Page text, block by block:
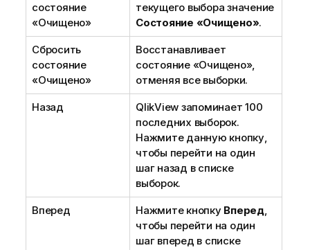
состояние
«Очищено»
текущего выбора значение
Состояние «Очищено».
Сбросить
состояние
«Очищено»
Восстанавливает
состояние «Очищено»,
отменяя все выборки.
Назад
QlikView запоминает 100
последних выборок.
Нажмите данную кнопку,
чтобы перейти на один
шаг назад в списке
выборок.
Вперед Нажмите кнопку Вперед,
чтобы перейти на один
шаг вперед в списке